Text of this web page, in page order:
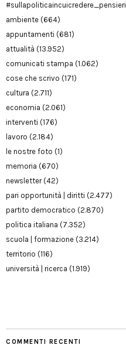
#sullapoliticaincuicredere_pensieri
ambiente (664)
appuntamenti (681)
attualità (13.952)
comunicati stampa (1.062)
cose che scrivo (171)
cultura (2.711)
economia (2.061)
interventi (176)
lavoro (2.184)
le nostre foto (1)
memoria (670)
newsletter(42)
pari opportunità | diritti (2.477)
partito democratico (2.870)
politica italiana (7.352)
scuola | formazione (3.214)
territorio (116)
università | ricerca (1.919)
COMMENTI RECENTI